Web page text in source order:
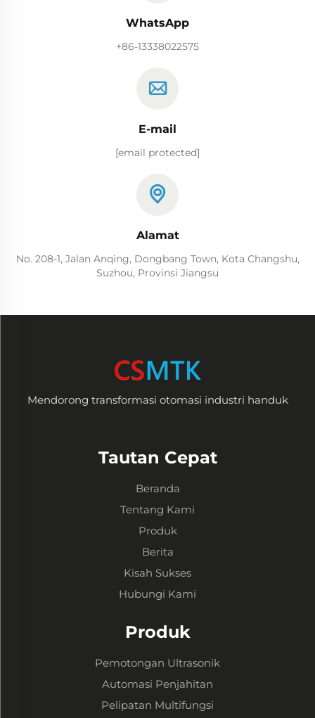
WhatsApp
+86-13338022575
E-mail
[email protected]
Alamat
No. 208-1, Jalan Anqing, Dongbang Town, Kota Changshu,
Suzhou, Provinsi Jiangsu
Mendorong transformasi otomasi industri handuk
Tautan Cepat
Beranda
Tentang Kami
Produk
Berita
Kisah Sukses
Hubungi Kami
Produk
Pemotongan Ultrasonik
Automasi Penjahitan
Pelipatan Multifungsi